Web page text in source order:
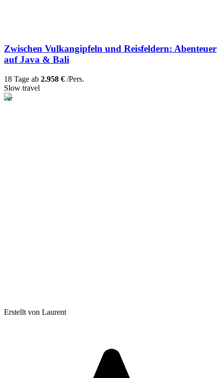
Zwischen Vulkangipfeln und Reisfeldern: Abenteuer
auf Java & Bali
18 Tage ab 2.958 € /Pers.
Slow travel
Erstellt von Laurent